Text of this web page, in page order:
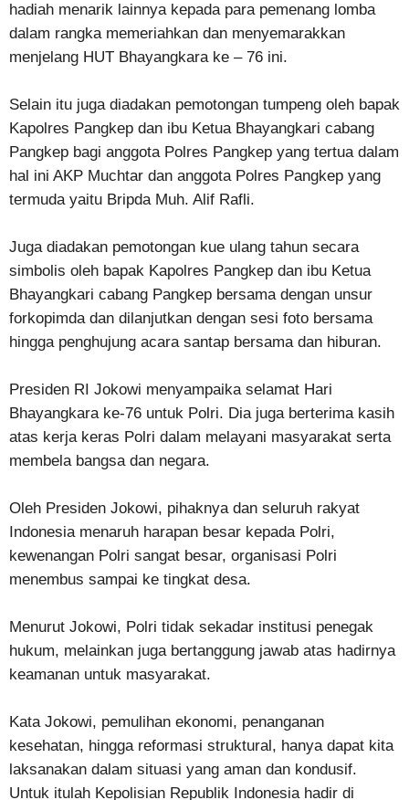
hadiah menarik lainnya kepada para pemenang lomba
dalam rangka memeriahkan dan menyemarakkan
menjelang HUT Bhayangkara ke – 76 ini.
Selain itu juga diadakan pemotongan tumpeng oleh bapak
Kapolres Pangkep dan ibu Ketua Bhayangkari cabang
Pangkep bagi anggota Polres Pangkep yang tertua dalam
hal ini AKP Muchtar dan anggota Polres Pangkep yang
termuda yaitu Bripda Muh. Alif Rafli.
Juga diadakan pemotongan kue ulang tahun secara
simbolis oleh bapak Kapolres Pangkep dan ibu Ketua
Bhayangkari cabang Pangkep bersama dengan unsur
forkopimda dan dilanjutkan dengan sesi foto bersama
hingga penghujung acara santap bersama dan hiburan.
Presiden RI Jokowi menyampaika selamat Hari
Bhayangkara ke-76 untuk Polri. Dia juga berterima kasih
atas kerja keras Polri dalam melayani masyarakat serta
membela bangsa dan negara.
Oleh Presiden Jokowi, pihaknya dan seluruh rakyat
Indonesia menaruh harapan besar kepada Polri,
kewenangan Polri sangat besar, organisasi Polri
menembus sampai ke tingkat desa.
Menurut Jokowi, Polri tidak sekadar institusi penegak
hukum, melainkan juga bertanggung jawab atas hadirnya
keamanan untuk masyarakat.
Kata Jokowi, pemulihan ekonomi, penanganan
kesehatan, hingga reformasi struktural, hanya dapat kita
laksanakan dalam situasi yang aman dan kondusif.
Untuk itulah Kepolisian Republik Indonesia hadir di